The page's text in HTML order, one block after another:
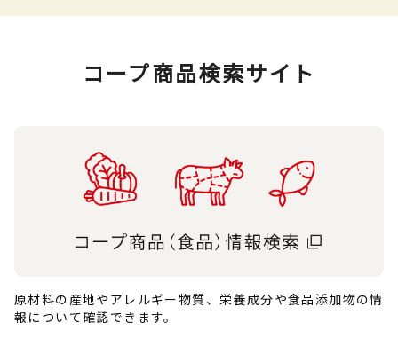
コープ商品検索サイト
原材料の産地やアレルギー物質、栄養成分や食品添加物の情
報について確認できます。